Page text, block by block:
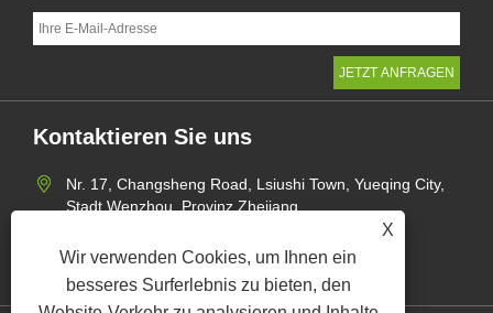
X
Wir verwenden Cookies, um Ihnen ein
besseres Surferlebnis zu bieten, den
Kontaktieren Sie uns
Nr. 17, Changsheng Road, Lsiushi Town, Yueqing City,
Stadt Wenzhou, Provinz Zhejiang